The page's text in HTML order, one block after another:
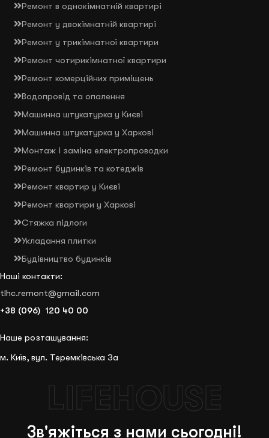
Ремонт в однокімнатній квартирі
Ремонт у двокімнатній квартирі
Ремонт у трикімнатної квартири
Ремонт чотирикімнатної квартири
Ремонт комерційних приміщень
Водопровід та опалення
Машинна штукатурка у Києві
Машинна штукатурка у Харкові
Монтаж і заміна електропроводки
Ремонт будинків та котеджів
Ремонт квартир у Києві
Ремонт квартири у Харкові
Стяжка підлоги
Укладання плитки
Будівництво будинків
Наші контакти:
tlhc.remont@gmail.com
+38 (096) 120 40 00
Наше розташування:
м. Київ, вул. Теремківська 3а
LIFEHOUSE
Зв'яжіться з нами сьогодні!